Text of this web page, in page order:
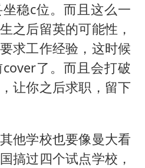
稳c位。而且这么一
之后留英的可能性，
求工作经验，这时候
了。而且会打破
让你之后求职，留下
他学校也要像曼大看
搞过四个试点学校，